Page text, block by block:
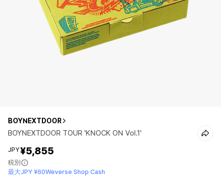
BOYNEXTDOOR
BOYNEXTDOOR TOUR 'KNOCK ON Vol.1'
JPY¥5,855
税別
最大JPY ¥60Weverse Shop Cash